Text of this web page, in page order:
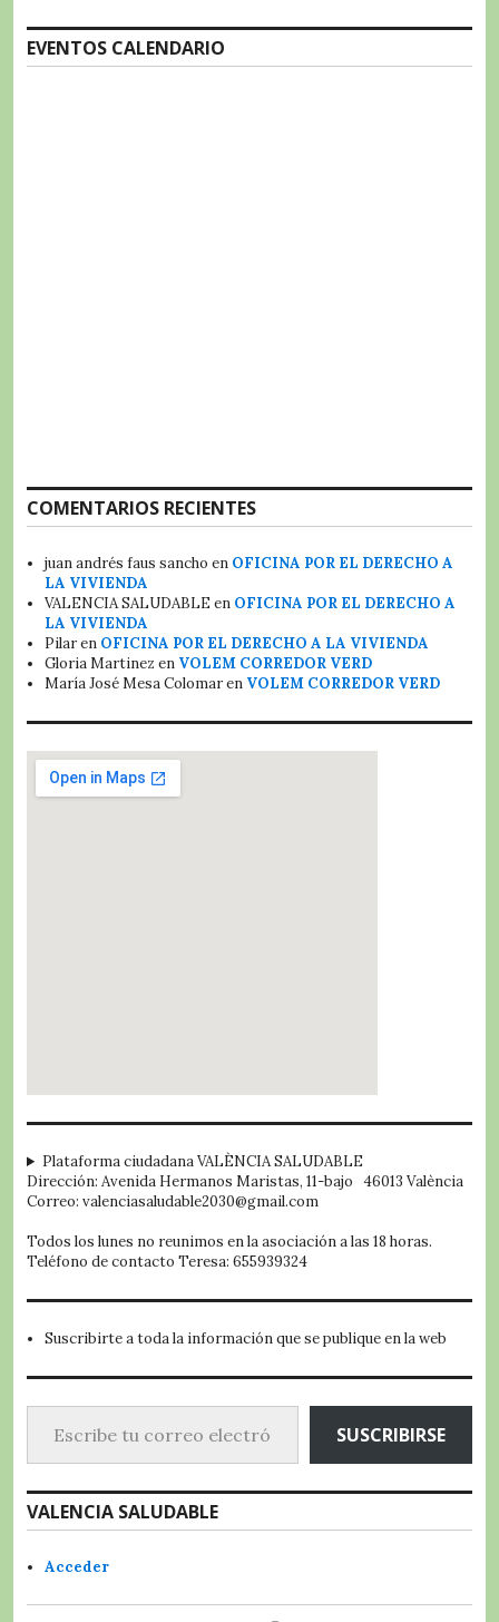
EVENTOS CALENDARIO
COMENTARIOS RECIENTES
juan andrés faus sancho en OFICINA POR EL DERECHO A
LA VIVIENDA
VALENCIA SALUDABLE en OFICINA POR EL DERECHO A
LA VIVIENDA
Pilaren OFICINA POR EL DERECHO A LA VIVIENDA
Gloria Martinez en VOLEM CORREDOR VERD
María José Mesa Colomaren VOLEM CORREDOR VERD
Plataforma ciudadana VALÈNCIA SALUDABLE
Dirección: Avenida Hermanos Maristas, 11-bajo 46013 València
Correo: valenciasaludable2030@gmail.com
Todos los lunes no reunimos en la asociación a las 18 horas.
Teléfono de contacto Teresa: 655939324
Suscribirte a toda la información que se publique en la web
Escribe tu correo electrónico…
SUSCRIBIRSE
VALENCIA SALUDABLE
Acceder